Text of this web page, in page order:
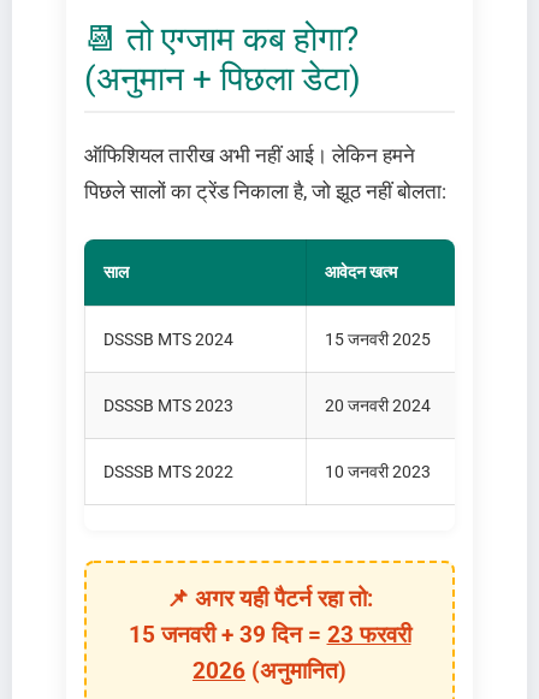
📆 तो एग्जाम कब होगा?
(अनुमान + पिछला डेटा)
ऑफिशियल तारीख अभी नहीं आई। लेकिन हमने
पिछले सालों का ट्रेंड निकाला है, जो झूठ नहीं बोलता:
साल आवेदन खत्म
DSSSB MTS 2024 15 जनवरी 2025
DSSSB MTS 2023 20 जनवरी 2024
DSSSB MTS 2022 10 जनवरी 2023
📌 अगर यही पैटर्न रहा तो:
15 जनवरी + 39 दिन = 23 फरवरी
2026 (अनुमानित)